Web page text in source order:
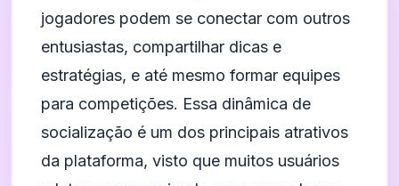
jogadores podem se conectar com outros
entusiastas, compartilhar dicas e
estratégias, e até mesmo formar equipes
para competições. Essa dinâmica de
socialização é um dos principais atrativos
da plataforma, visto que muitos usuários